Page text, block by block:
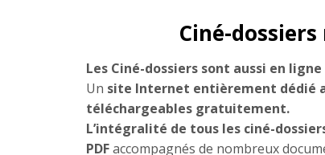
Ciné-
Les Ciné-dossiers sont aussi en ligne
Un site Internet entièrement dédié
téléchargeables gratuitement.
L’intégralité de tous les ciné-
PDFaccompagnés de nombreux